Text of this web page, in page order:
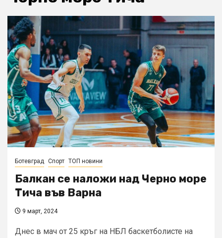
Ботевград Спорт ТОП новини
Балкан се наложи над Черно море
Тича във Варна
9 март, 2024
Днес в мач от 25 кръг на НБЛ баскетболисте на